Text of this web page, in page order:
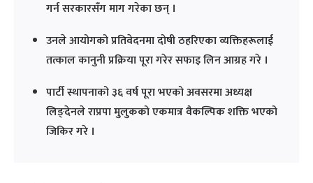
गर्न सरकारसँग माग गरेका छन् ।
उनले आयोगको प्रतिवेदनमा दोषी ठहरिएका व्यक्तिहरूलाई
तत्काल कानुनी प्रक्रिया पूरा गरेर सफाइ लिन आग्रह गरे ।
पार्टी स्थापनाको ३६ वर्ष पूरा भएको अवसरमा अध्यक्ष
लिङ्देनले राप्रपा मुलुकको एकमात्र वैकल्पिक शक्ति भएको
जिकिर गरे ।